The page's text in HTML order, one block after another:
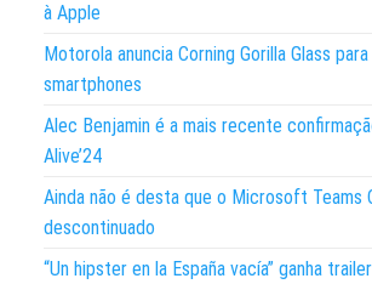
à Apple
Motorola anuncia Corning Gorilla Glass
smartphones
Alec Benjamin é a mais recente
Alive’24
Ainda não é desta que o Microsoft Teams
descontinuado
“Un hipster en la España vacía” ganha